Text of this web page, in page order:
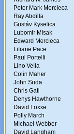
Peter Mark Mercieca
Ray Abdilla
Gustáv Kyselica
Lubomir Misak
Edward Mercieca
Liliane Pace
Paul Portelli
Lino Vella
Colin Maher
John Suda
Chris Gati
Denys Hawthorne
David Foxxe
Polly March
Michael Webber
David Langham